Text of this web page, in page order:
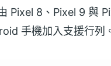
Pixel 8、Pixel 9 與
手機加入支援行列